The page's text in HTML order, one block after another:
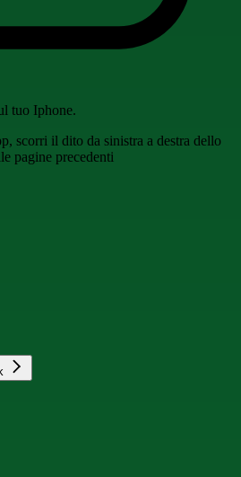
tuo Iphone.
scorri il dito da sinistra a destra dello
pagine precedenti